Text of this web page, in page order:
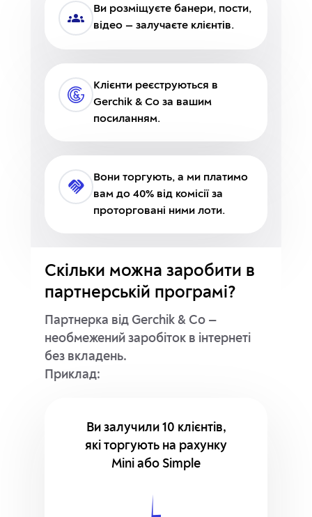
Ви розміщуєте банери, пости,
відео — залучаєте клієнтів.
Клієнти реєструються в
Gerchik & Co за вашим
посиланням.
Вони торгують, а ми платимо
вам до 40% від комісії за
проторговані ними лоти.
Скільки можна заробити в
партнерській програмі?
Партнерка від Gerchik & Co —
необмежений заробіток в інтернеті
без вкладень.
Приклад:
Ви залучили 10 клієнтів,
які торгують на рахунку
Mini або Simple